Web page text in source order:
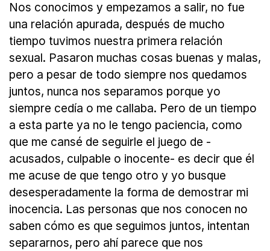
Nos conocimos y empezamos a salir, no fue
una relación apurada, después de mucho
tiempo tuvimos nuestra primera relación
sexual. Pasaron muchas cosas buenas y malas,
pero a pesar de todo siempre nos quedamos
juntos, nunca nos separamos porque yo
siempre cedía o me callaba. Pero de un tiempo
a esta parte ya no le tengo paciencia, como
que me cansé de seguirle el juego de -
acusados, culpable o inocente- es decir que él
me acuse de que tengo otro y yo busque
desesperadamente la forma de demostrar mi
inocencia. Las personas que nos conocen no
saben cómo es que seguimos juntos, intentan
separarnos, pero ahí parece que nos